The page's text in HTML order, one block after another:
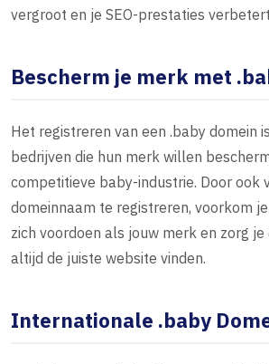
vergroot en je SEO-prestaties
Bescherm je merk met
Het registreren van een .baby domein
bedrijven die hun merk willen
competitieve baby-industrie. Door ook
domeinnaam te registreren, voorkom
zich voordoen als jouw merk en zorg
altijd de juiste website vinden.
Internationale .baby